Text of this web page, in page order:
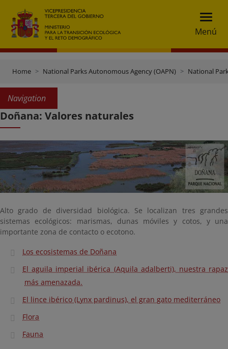
Menú
Home National Parks Autonomous Agency (OAPN) National
Navigation
Doñana: Valores naturales
Alto grado de diversidad biológica. Se localizan tres grandes
sistemas ecológicos: marismas, dunas móviles y cotos, y una
importante zona de contacto o ecotono.
Los ecosistemas de Doñana
El aguila imperial ibérica (Aquila adalberti), nuestra rapaz
más amenazada.
El lince ibérico (Lynx pardinus), el gran gato mediterráneo
Flora
Fauna